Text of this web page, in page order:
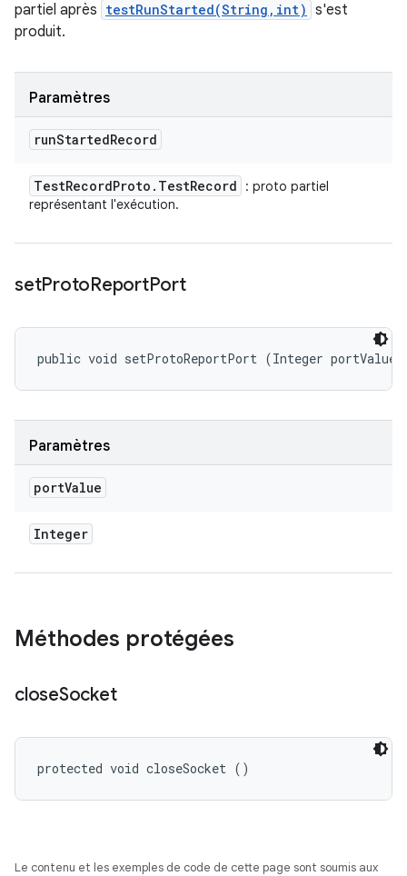
partiel après testRunStarted(String,int) s'est
produit.
Paramètres
runStartedRecord
TestRecordProto . TestRecord
: proto partiel
représentant l'exécution.
setProtoReportPort
public void setProtoReportPort (Integer portValue)
Paramètres
portValue
Integer
Méthodes protégées
closeSocket
protected void closeSocket ()
Le contenu et les exemples de code de cette page sont soumis aux